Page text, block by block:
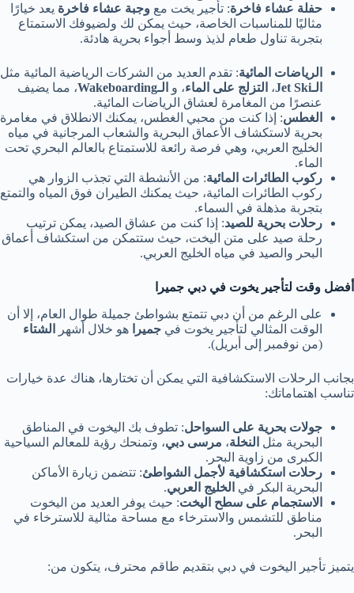
حفلة عشاء فاخرة: تأجير يخت مع وجبة عشاء فاخرة يعد خيارًا
مثاليًا للمناسبات الخاصة، حيث يمكن لك ولضيوفك الاستمتاع
بتجربة تناول طعام لذيذ وسط أجواء بحرية هادئة.
الرياضات المائية: تقدم العديد من الشركات الرياضية المائية مثل
الـJet Ski
، التزلج على الماء، و الـWakeboarding
، مما يضيف
عنصرًا من المغامرة لعشاق الرياضات المائية.
الغطس: إذا كنت من محبي الغطس، يمكنك الانطلاق في مغامرة
بحرية لاستكشاف الأعماق البحرية والشعاب المرجانية في مياه
الخليج العربي، وهي فرصة رائعة للاستمتاع بالعالم البحري تحت
الماء.
ركوب الطائرات المائية: من الأنشطة التي تجذب الزوار هي
ركوب الطائرات المائية، حيث يمكنك الطيران فوق المياه والتمتع
بتجربة مذهلة في السماء.
رحلات بحرية للصيد: إذا كنت من عشاق الصيد، يمكن ترتيب
رحلة صيد على متن اليخت، حيث ستتمكن من استكشاف أعماق
البحر والصيد في مياه الخليج العربي.
أفضل وقت لتأجير يخوت في دبي جميرا
على الرغم من أن دبي تتمتع بشواطئ جميلة طوال العام، إلا أن
الوقت المثالي لتأجير يخوت في جميرا هو خلال أشهر
الشتاء
(من نوفمبر إلى أبريل).
بجانب الرحلات الاستكشافية التي يمكن أن تختارها، هناك عدة خيارات
تناسب اهتماماتك:
جولات بحرية على السواحل: تطوف بك اليخوت في المناطق
البحرية مثل النخلة، مرسى دبي، وتمنحك رؤية للمعالم السياحية
الكبرى من زاوية البحر.
رحلات استكشافية لأجمل الشواطئ: تتضمن زيارة الأماكن
البحرية البكر في الخليج العربي.
الاستجمام على سطح اليخت: حيث يوفر العديد من اليخوت
مناطق للتشمس والاسترخاء مع مساحة مثالية للاسترخاء في
البحر.
يتميز تأجير اليخوت في دبي بتقديم طاقم محترف، يتكون من: